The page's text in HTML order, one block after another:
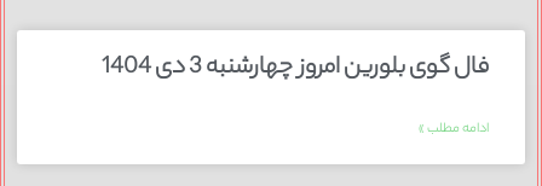
فال گوی بلورین امروز چهارشنبه 3 دی 1404
ادامه مطلب »